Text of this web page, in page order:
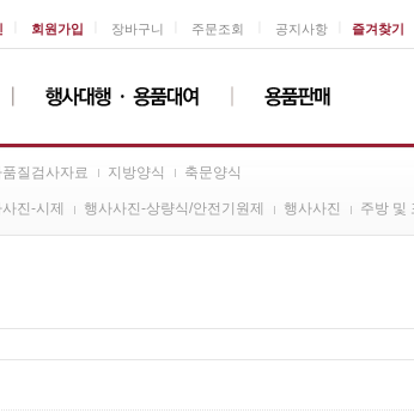
즐겨찾기
회원가입 장바구니 주문조회 공지사항
품질검사자료 지방양식 축문양식
진-시제 행사사진-상량식/안전기원제 행사사진 주방 및